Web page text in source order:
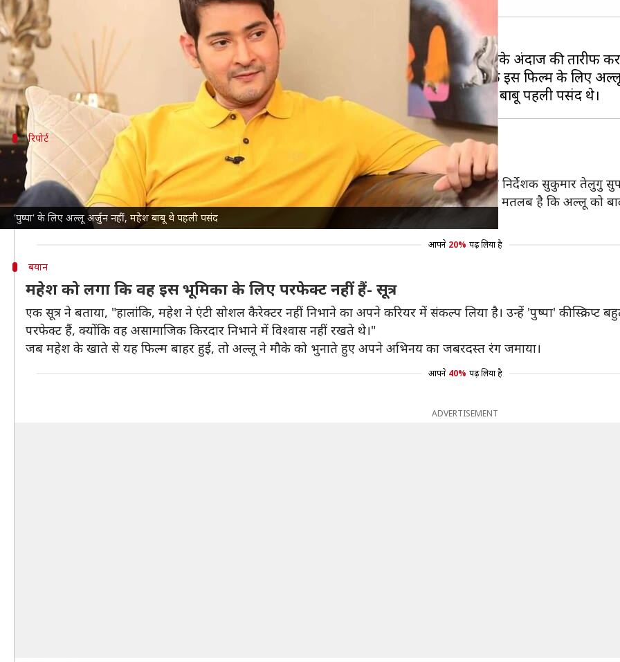
'पुष्पा' के लिए अल्लू अर्जुन नहीं, महेश बाबू थे पहली पसंद
क्या है खबर?
साउथ स्टार अल्लू अर्जुन अपनी फिल्म'पुष्पा: द राइज'को लेकर दर्शकों की जुबां पर हैं। हर कोई उनके अंदाज की तारीफ कर
इस फिल्म ने भी बॉक्स ऑफिस पर कमाई के कई रिकॉर्ड तोड़ दिए हैं। लेकिन क्या आपको पता है कि इस फिल्म के लिए
रिपोर्ट
एक से अधिक बार महेश को किया गया था अप्रोच
बॉलीवुड हंगामाकी रिपोर्ट के मुताबिक, 'पुष्पा' के निर्देशक सुकुमार की पहली पसंद महेश थे। सूत्र की मानें तो निर्देशक सुकुमार
कहा जाता है कि उन्होंने अभिनेता महेश को एक से अधिक बार इस फिल्म के लिए अप्रोच किया था। इसका मतलब है कि अल्लू को
'पुष्पा' 17 दिसंबर को सिनेमाघरों में रिलीज हुई थी।
आपने 20% पढ़ लिया है
बयान
महेश को लगा कि वह इस भूमिका के लिए परफेक्ट नहीं हैं- सूत्र
एक सूत्र ने बताया, "हालांकि, महेश ने एंटी सोशल कैरेक्टर नहीं निभाने का अपने करियर में संकल्प लिया है। उन्हें 'पुष्पा' की
परफेक्ट हैं, क्योंकि वह असामाजिक किरदार निभाने में विश्वास नहीं रखते थे।"
जब महेश के खाते से यह फिल्म बाहर हुई, तो अल्लू ने मौके को भुनाते हुए अपने अभिनय का जबरदस्त रंग जमाया।
आपने 40% पढ़ लिया है
ADVERTISEMENT